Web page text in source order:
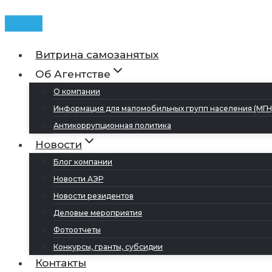
Витрина самозанятых
Об Агентстве
О компании
Информация для маломобильных групп населения
Антикоррупционная политика
Новости
Блог компании
Новости АЭР
Новости резидентов
Деловые мероприятия
Фотоотчеты
Конкурсы, гранты, субсидии
Контакты